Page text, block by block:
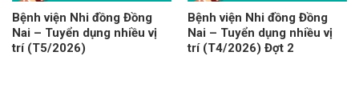
Bệnh viện Nhi đồng Đồng
Nai – Tuyển dụng nhiều vị
trí (T5/2026)
Bệnh viện Nhi đồng Đồng
Nai – Tuyển dụng nhiều vị
trí (T4/2026) Đợt 2